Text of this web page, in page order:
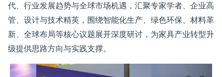
代、行业发展趋势与全球市场机遇，汇聚专家学者、企业高
管、设计与技术精英，围绕智能化生产、绿色环保、材料革
新、全球布局等核心议题展开深度研讨， 为家具产业转型升
级提供思路方向与实践支撑。